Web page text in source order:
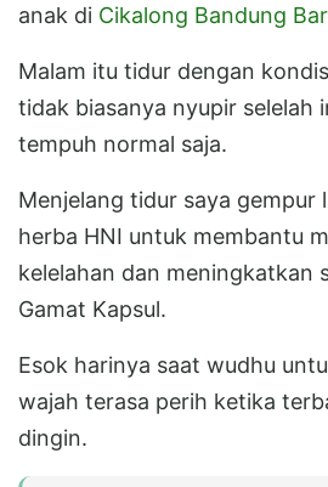
anak di Cikalong Bandung
Malam itu tidur dengan
tidak biasanya nyupir selelah
tempuh normal saja.
Menjelang tidur saya gempur
herba HNI untuk membantu
kelelahan dan meningkatkan
Gamat Kapsul.
Esok harinya saat wudhu
wajah terasa perih ketika
dingin.